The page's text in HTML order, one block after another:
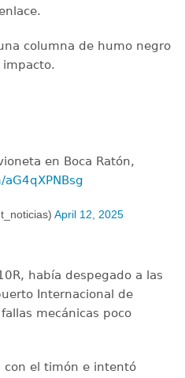
columna de humo negro
impacto.
en Boca Ratón,
April 12, 2025
había despegado a las
Internacional de
mecánicas poco
con el timón e intentó